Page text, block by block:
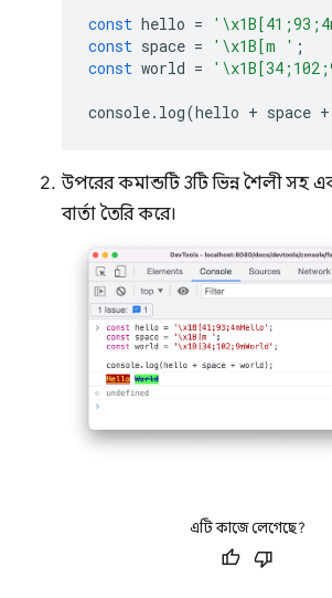
const hello =
const space = '\x1B[m ' ;
const world =
console. log(hello + space +
উপরের কমান্ডটি 3টি ভিন্ন শৈলী সহ
বার্তা তৈরি করে।
এটি কাজে লেগেছে?